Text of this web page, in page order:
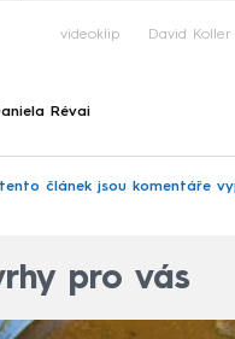
videoklip David Koller
Révai
článek jsou komentáře
pro vás